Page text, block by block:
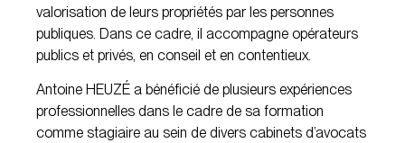
valorisation de leurs propriétés par les personnes
publiques. Dans ce cadre, il accompagne opérateurs
publics et privés, en conseil et en contentieux.
Antoine HEUZÉ a bénéficié de plusieurs expériences
professionnelles dans le cadre de sa formation
comme stagiaire au sein de divers cabinets d’avocats